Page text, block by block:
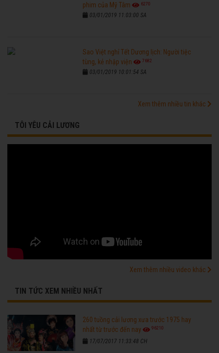
phim của Mỹ Tâm
6270
03/01/2019 11:03:00 SA
Sao Việt nghỉ Tết Dương lịch: Người tiệc
tùng, kẻ nhập viện
7682
03/01/2019 10:01:54 SA
Xem thêm nhiều tin khác
TÔI YÊU CẢI LƯƠNG
Xem thêm nhiều video khác
TIN TỨC XEM NHIỀU NHẤT
260 tuồng cải lương xưa trước 1975 hay
nhất từ trước đến nay
96210
17/07/2017 11:33:48 CH